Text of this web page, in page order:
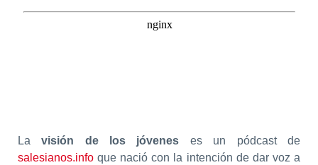
Lavisión de los jóvenes es un pódcast de
salesianos.infoque nació con la intención de dar voz a